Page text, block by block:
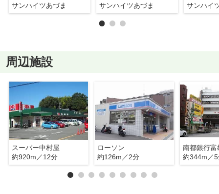
サンハイツあづま サンハイツあづま サンハイ
周辺施設
スーパー中村屋
約920m／12分
ローソン
約126m／2分
南都銀行富
約344m／